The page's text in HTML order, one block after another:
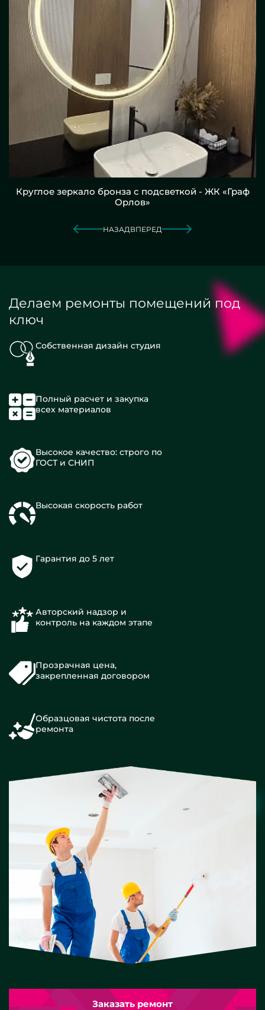
Круглое зеркало бронза с подсветкой - ЖК «Граф
Орлов»
НАЗАД ВПЕРЕД
Делаем ремонты помещений под
ключ
Собственная дизайн студия
Полный расчет и закупка
всех материалов
Высокое качество: строго по
ГОСТ и СНИП
Высокая скорость работ
Гарантия до 5 лет
Авторский надзор и
контроль на каждом этапе
Прозрачная цена,
закрепленная договором
Образцовая чистота после
ремонта
Заказать ремонт